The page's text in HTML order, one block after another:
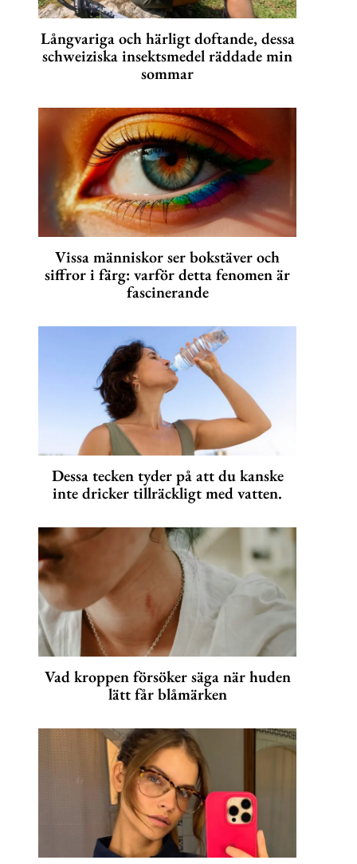
Långvariga och härligt doftande, dessa
schweiziska insektsmedel räddade min
sommar
Vissa människor ser bokstäver och
siffror i färg: varför detta fenomen är
fascinerande
Dessa tecken tyder på att du kanske
inte dricker tillräckligt med vatten.
Vad kroppen försöker säga när huden
lätt får blåmärken